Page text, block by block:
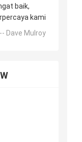
baik,
kami
Dave Mulroy